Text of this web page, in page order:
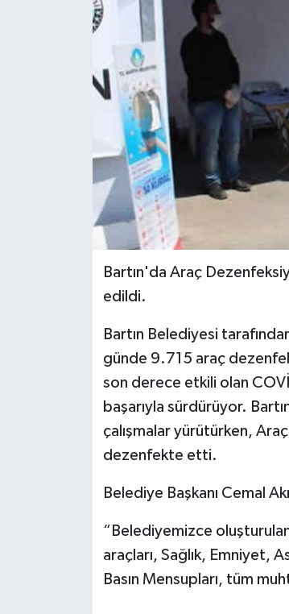
Bartın'da Araç
edildi.
Bartın Belediyesi
günde 9.715 araç
son derece etkili olan
başarıyla sürdürüyor.
çalışmalar yürütürken,
dezenfekte etti.
Belediye Başkanı Cemal
“Belediyemizce
araçları, Sağlık, Emniyet,
Basın Mensupları, tüm
Sivil Toplum
Yerel Yönetimler